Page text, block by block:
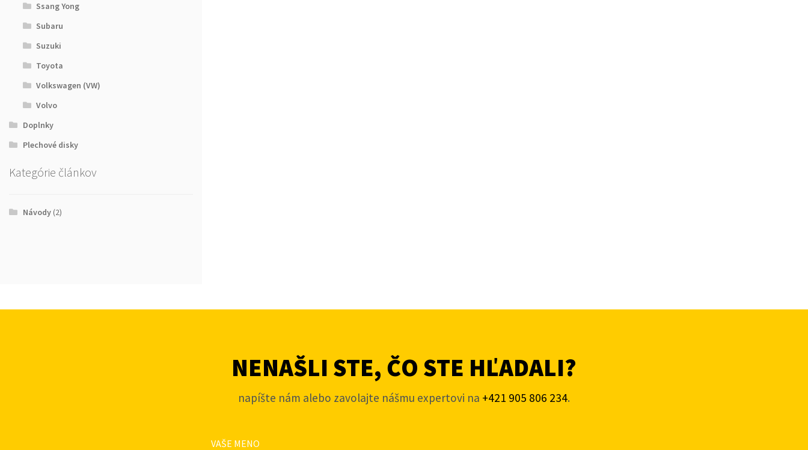
Ssang Yong
Subaru
Suzuki
Toyota
Volkswagen (VW)
Volvo
Doplnky
Plechové disky
Kategórie článkov
Návody(2)
NENAŠLI STE, ČO STE HĽADALI?
napíšte nám alebo zavolajte nášmu expertovi na +421 905 806 234.
VAŠE MENO